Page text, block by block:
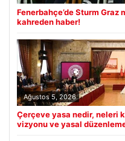
Fenerbahçe’de Sturm Graz
kahreden haber!
Ağustos 5, 2026
Çerçeve yasa nedir, neleri
vizyonu ve yasal